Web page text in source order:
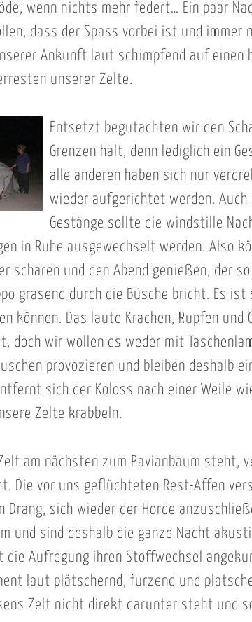
wenn nichts mehr federt… Ein paar
dass der Spass vorbei ist und immer
Ankunft laut schimpfend auf einen
unserer Zelte.
Entsetzt begutachten wir den
Grenzen hält, denn lediglich ein
alle anderen haben sich nur
wieder aufgerichtet werden. Auch
Gestänge sollte die windstille
in Ruhe ausgewechselt werden. Also
scharen und den Abend genießen, der
grasend durch die Büsche bricht. Es
können. Das laute Krachen, Rupfen und
doch wir wollen es weder mit
provozieren und bleiben deshalb
sich der Koloss nach einer Weile
Zelte krabbeln.
am nächsten zum Pavianbaum steht,
Die vor uns geflüchteten Rest-Affen
Drang, sich wieder der Horde
und sind deshalb die ganze Nacht
die Aufregung ihren Stoffwechsel
laut plätschernd, furzend und
Zelt nicht direkt darunter steht und